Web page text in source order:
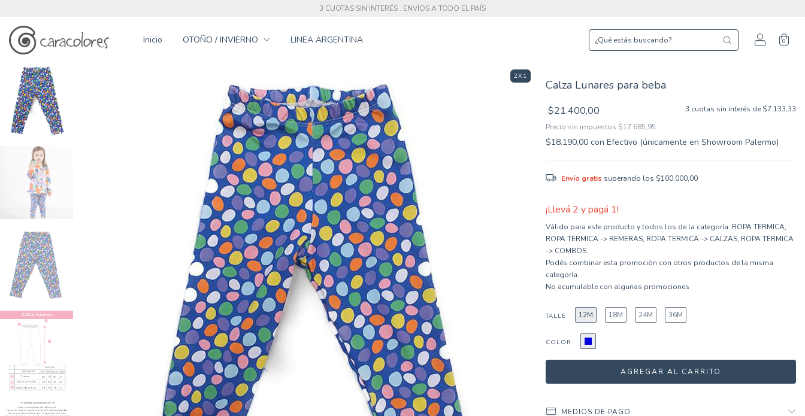
3 CUOTAS SIN INTERÉS . ENVÍOS A TODO EL PAÍS
Inicio OTOÑO / INVIERNO LINEA ARGENTINA 0
2X1
Calza Lunares para beba
$21.400,00 3 cuotas sin interés de $7.133,33
Precio sin impuestos $17.685,95
$18.190,00 con Efectivo (únicamente en Showroom Palermo)
Envío gratis superando los $100.000,00
¡Llevá 2 y pagá 1!
Válido para este producto y todos los de la categoría: ROPA TERMICA,
ROPA TERMICA -> REMERAS, ROPA TERMICA -> CALZAS, ROPA TERMICA
-> COMBOS.
Podés combinar esta promoción con otros productos de la misma
categoría.
No acumulable con algunas promociones
TALLE 12M 18M 24M 36M
COLOR
MEDIOS DE PAGO